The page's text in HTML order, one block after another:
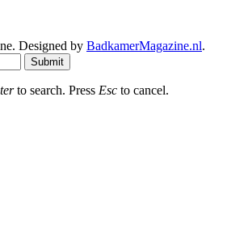
Designed by BadkamerMagazine.nl.
Submit
to search. Press Esc to cancel.